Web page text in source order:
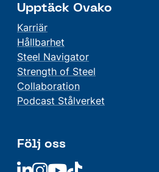
Upptäck Ovako
Karriär
Hållbarhet
Steel Navigator
Strength of Steel
Collaboration
Podcast Stålverket
Följ oss
Linkedin
Linkedin
LinkedinLinkedin